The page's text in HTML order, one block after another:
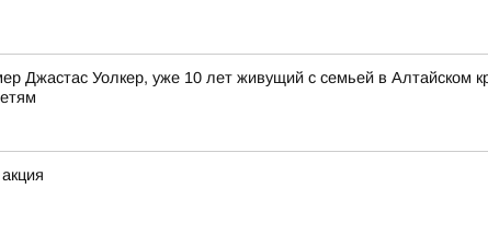
Джастас Уолкер, уже 10 лет живущий с семьей в Алтайском